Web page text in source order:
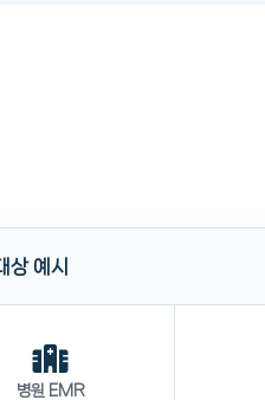
상 예시
병원 EMR